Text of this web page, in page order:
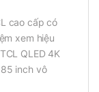
cao cấp có
xem hiệu
QLED 4K
inch vô